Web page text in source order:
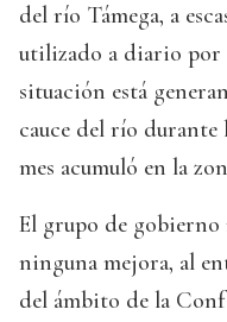
del río Támega, a
utilizado a diario por
situación está
cauce del río durante
mes acumuló en la
El grupo de
ninguna mejora, al
del ámbito de la